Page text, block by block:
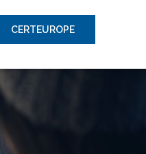
CERTEUROPE